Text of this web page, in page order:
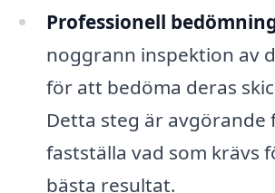
Professionell
noggrann inspektion av
för att bedöma deras
Detta steg är avgörande
fastställa vad som krävs
bästa resultat.